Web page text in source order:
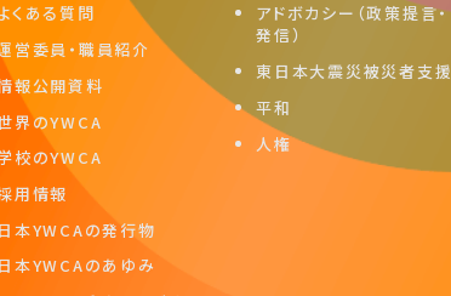
くある質問
営委員・職員紹介
報公開資料
界のYWCA
校のYWCA
用情報
日本YWCAの発行物
日本YWCAのあゆみ
アドボカシー（政策提言・
発信）
東日本大震災被災者支援
平和
人権